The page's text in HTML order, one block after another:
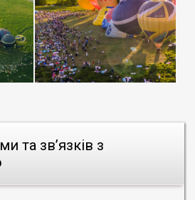
та зв’язків з